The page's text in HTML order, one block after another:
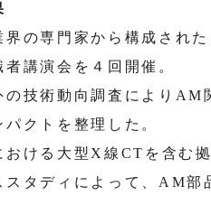
の専門家から構成され
講演会を４回開催。
技術動向調査によりAM
クトを整理した。
ける大型X線CTを含む
タディによって、AM部